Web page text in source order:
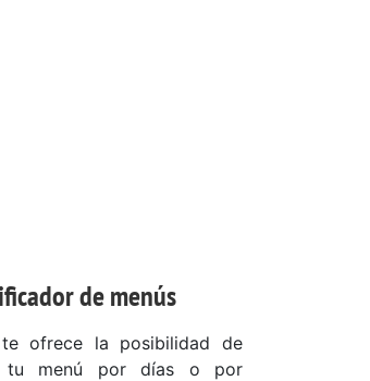
de menús
ofrece la posibilidad de
tu menú por días o por